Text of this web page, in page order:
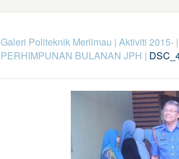
Galeri Politeknik Merlimau | Aktiviti 2015-
PERHIMPUNAN BULANAN JPH |